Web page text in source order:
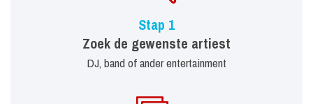
Stap 1
Zoek de gewenste artiest
DJ, band of ander entertainment